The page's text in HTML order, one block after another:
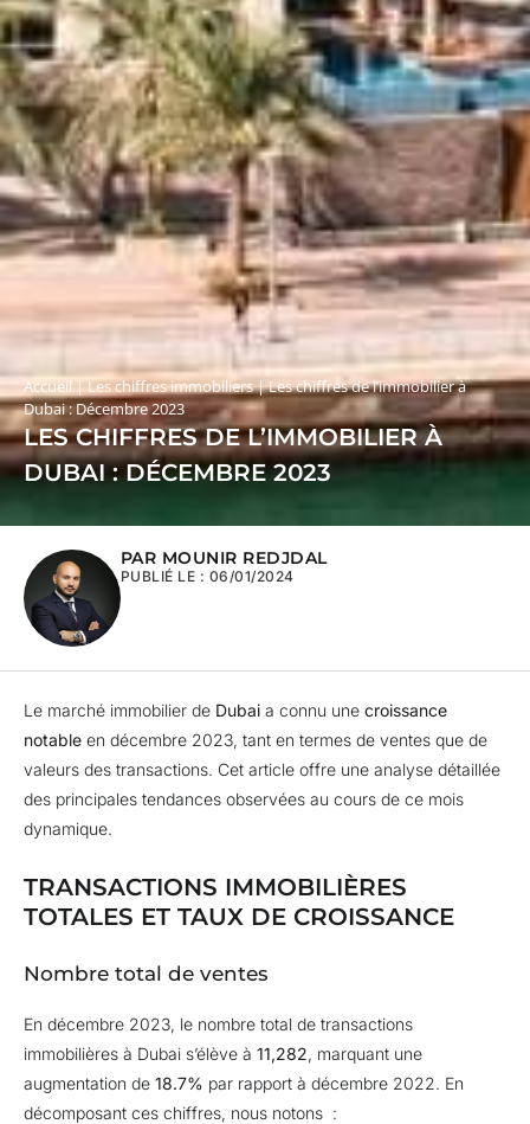
Accueil |Les chiffres immobiliers|Les chiffres de l’immobilier à
Dubai : Décembre 2023
LES CHIFFRES DE L’IMMOBILIER À
DUBAI : DÉCEMBRE 2023
PAR MOUNIR REDJDAL
PUBLIÉ LE : 06/01/2024
Le marché immobilier de Dubai a connu une croissance
notable en décembre 2023, tant en termes de ventes que de
valeurs des transactions. Cet article offre une analyse détaillée
des principales tendances observées au cours de ce mois
dynamique.
TRANSACTIONS IMMOBILIÈRES
TOTALES ET TAUX DE CROISSANCE
Nombre total de ventes
En décembre 2023, le nombre total de transactions
immobilières à Dubai s’élève à 11,282, marquant une
augmentation de 18.7% par rapport à décembre 2022. En
décomposant ces chiffres, nous notons :